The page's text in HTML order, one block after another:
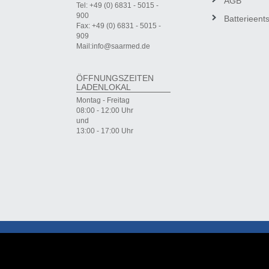
Tel: +49 (0) 6831 - 5015 -
900
Fax: +49 (0) 6831 - 5015 -
909
Mail:info@saarmed.de
ÖFFNUNGSZEITEN
LADENLOKAL
Montag - Freitag
08:00 - 12:00 Uhr
und
13:00 - 17:00 Uhr